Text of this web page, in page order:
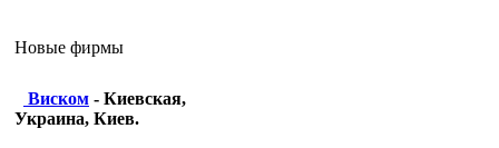
Новые фирмы
Виском - Киевская,
Украина, Киев.